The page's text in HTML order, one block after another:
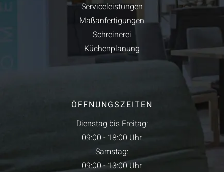
Serviceleistungen
Maßanfertigungen
Schreinerei
Küchenplanung
ÖFFNUNGSZEITEN
Dienstag bis Freitag:
09:00 - 18:00 Uhr
Samstag:
09:00 - 13:00 Uhr